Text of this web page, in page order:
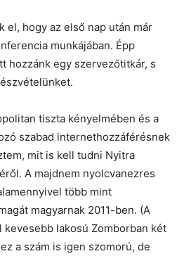
el, hogy az első nap után már
munkájában. Épp
hozzánk egy szervezőtitkár, s
tiszta kényelmében és a
szabad internethozzáférésnek
mit is kell tudni Nyitra
A majdnem nyolcvanezres
több mint
magyarnak 2011-ben. (A
lakosú Zomborban két
a szám is igen szomorú, de